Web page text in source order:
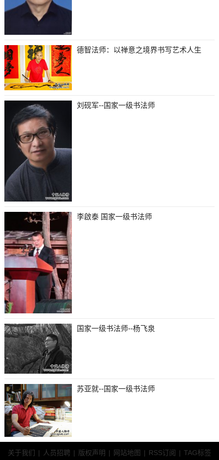
德智法师：以禅意之境界书写艺术人生
刘砚军--国家一级书法师
李啟泰 国家一级书法师
国家一级书法师--杨飞泉
苏亚就--国家一级书法师
关于我们 | 人员招聘 | 版权声明 | 网站地图 | RSS订阅 | TAG标签